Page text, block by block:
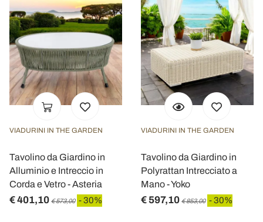
VIADURINI IN THE GARDEN
Tavolino da Giardino in
Alluminio e Intreccio in
Corda e Vetro - Asteria
€ 401,10 € 573,00 - 30%
VIADURINI IN THE GARDEN
Tavolino da Giardino in
Polyrattan Intrecciato a
Mano - Yoko
€ 597,10 € 853,00 - 30%